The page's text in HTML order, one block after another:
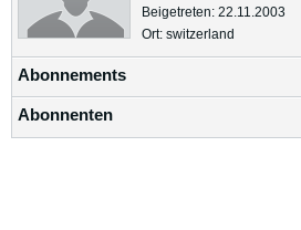
Beigetreten: 22.11.2003
Ort: switzerland
Abonnements
Abonnenten